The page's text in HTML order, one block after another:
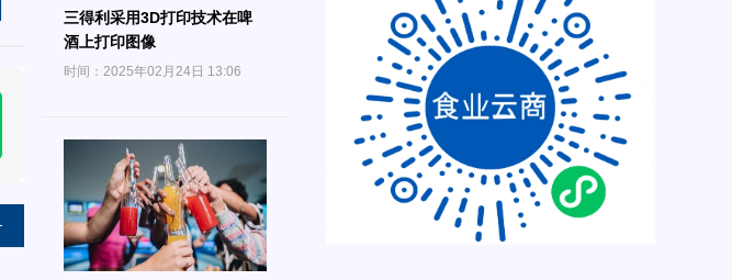
三得利采用3D打印技术在啤
酒上打印图像
时间：2025年02月24日 13:06